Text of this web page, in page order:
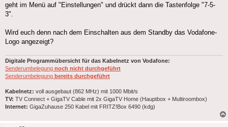
geht im Menü auf "Einstellungen" und drückt dann die Tastenfolge "7-5-
3".
Wird euch denn nach dem Einschalten aus dem Standby das Vodafone-
Logo angezeigt?
Digitale Programmübersicht für das Kabelnetz von Vodafone:
Senderumbelegung noch nicht durchgeführt
Senderumbelegung bereits durchgeführt
Kabelnetz: voll ausgebaut (862 MHz) mit 1000 Mbit/s
TV: TV Connect + GigaTV Cable mit 2x GigaTV Home (Hauptbox + Multiroombox)
Internet: GigaZuhause 250 Kabel mit FRITZ!Box 6490 (kdg)